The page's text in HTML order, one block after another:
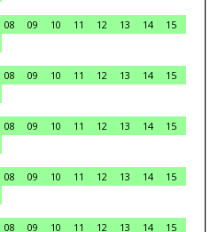
08 09 10 11 12 13 14
15
08 09 10 11 12 13 14
15
08 09 10 11 12 13 14
15
08 09 10 11 12 13 14
15
08 09 10 11 12 13 14
15